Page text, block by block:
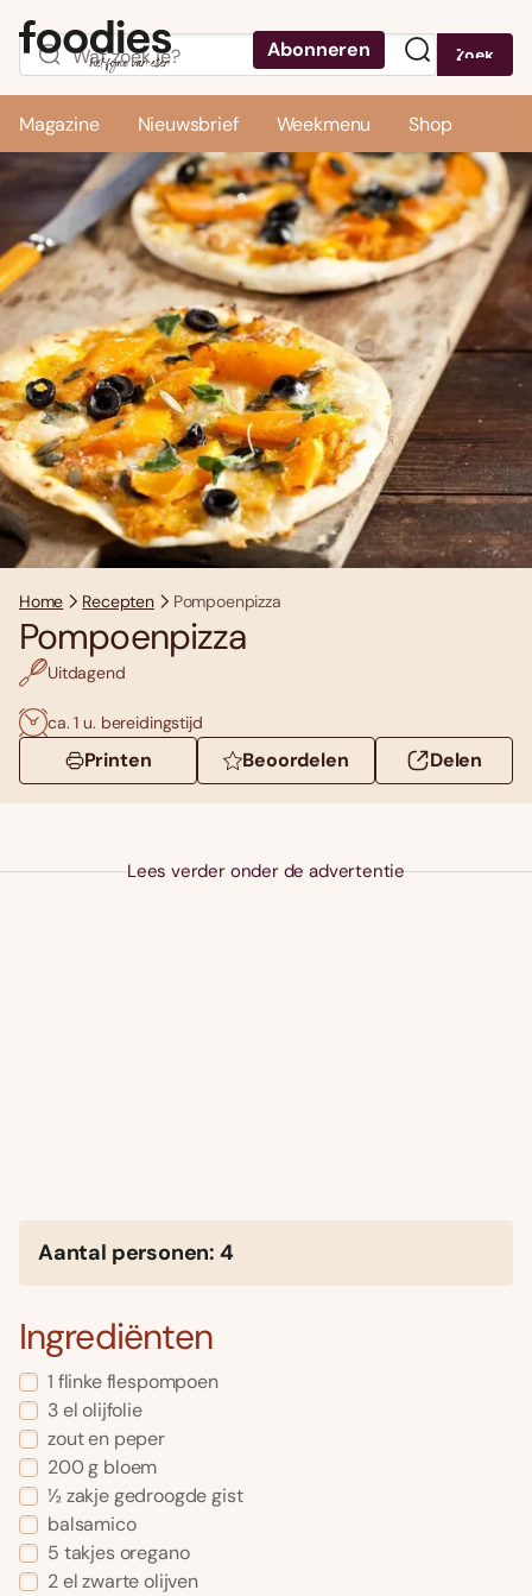
Abonneren Zoek
Magazine Nieuwsbrief Weekmenu Shop
Home Recepten Pompoenpizza
Pompoenpizza
Uitdagend
ca. 1 u. bereidingstijd
Printen Beoordelen Delen
Lees verder onder de advertentie
Aantal personen: 4
Ingrediënten
1 flinke flespompoen
3 el olijfolie
zout en peper
200 g bloem
½ zakje gedroogde gist
balsamico
5 takjes oregano
2 el zwarte olijven